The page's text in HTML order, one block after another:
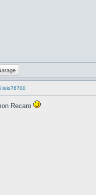
lolo76700
Recaro